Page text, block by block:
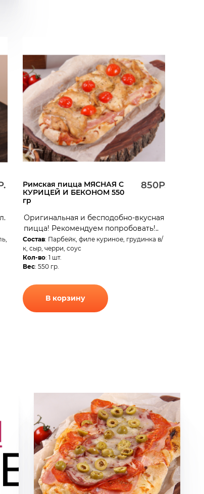
Римская пицца МЯСНАЯ C
КУРИЦЕЙ И БЕКОНОМ 550
гр
850Р.
Оригинальная и бесподобно-вкусная
пицца! Рекомендуем попробовать!..
Состав: Парбейк, филе куриное, грудинка в/
к, сыр, черри, соус
Кол-во: 1 шт.
Вес: 550 гр.
В корзину